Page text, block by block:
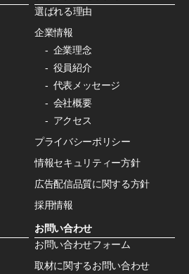
選ばれる理由
企業情報
企業理念
役員紹介
代表メッセージ
会社概要
アクセス
プライバシーポリシー
情報セキュリティー方針
広告配信品質に関する方針
採用情報
お問い合わせ
お問い合わせフォーム
取材に関するお問い合わせ